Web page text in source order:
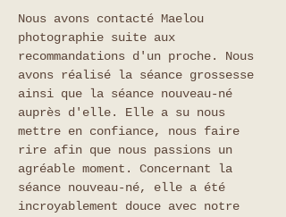
Nous avons contacté Maelou
photographie suite aux
recommandations d'un proche. Nous
avons réalisé la séance grossesse
ainsi que la séance nouveau-né
auprès d'elle. Elle a su nous
mettre en confiance, nous faire
rire afin que nous passions un
agréable moment. Concernant la
séance nouveau-né, elle a été
incroyablement douce avec notre